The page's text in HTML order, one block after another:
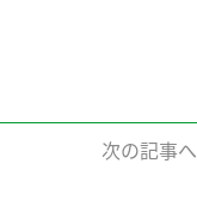
次の記事へ